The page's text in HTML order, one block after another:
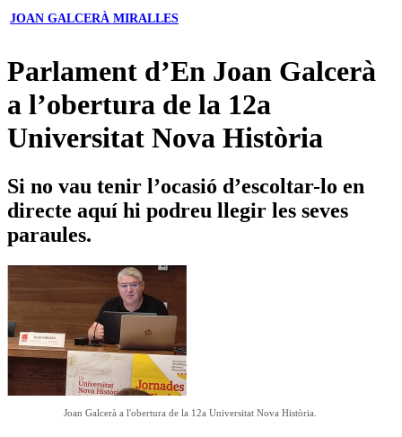
JOAN GALCERÀ MIRALLES
Parlament d’En Joan Galcerà
a l’obertura de la 12a
Universitat Nova Història
Si no vau tenir l’ocasió d’escoltar-lo en
directe aquí hi podreu llegir les seves
paraules.
Joan Galcerà a l'obertura de la 12a Universitat Nova Història.